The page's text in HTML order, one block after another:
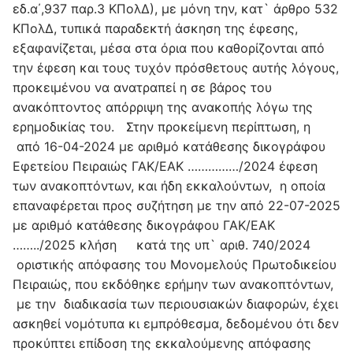
εδ.α΄,937 παρ.3 ΚΠολΔ), με μόνη την, κατ` άρθρο 532
ΚΠολΔ, τυπικά παραδεκτή άσκηση της έφεσης,
εξαφανίζεται, μέσα στα όρια που καθορίζονται από
την έφεση και τους τυχόν πρόσθετους αυτής λόγους,
προκειμένου να ανατραπεί η σε βάρος του
ανακόπτοντος απόρριψη της ανακοπής λόγω της
ερημοδικίας του. Στην προκείμενη περίπτωση, η
από 16-04-2024 με αριθμό κατάθεσης δικογράφου
Εφετείου Πειραιώς ΓΑΚ/ΕΑΚ ……………/2024 έφεση
των ανακοπτόντων, και ήδη εκκαλούντων, η οποία
επαναφέρεται προς συζήτηση με την από 22-07-2025
με αριθμό κατάθεσης δικογράφου ΓΑΚ/ΕΑΚ
……../2025 κλήση κατά της υπ` αριθ. 740/2024
οριστικής απόφασης του Μονομελούς Πρωτοδικείου
Πειραιώς, που εκδόθηκε ερήμην των ανακοπτόντων,
με την διαδικασία των περιουσιακών διαφορών, έχει
ασκηθεί νομότυπα κι εμπρόθεσμα, δεδομένου ότι δεν
προκύπτει επίδοση της εκκαλούμενης απόφασης